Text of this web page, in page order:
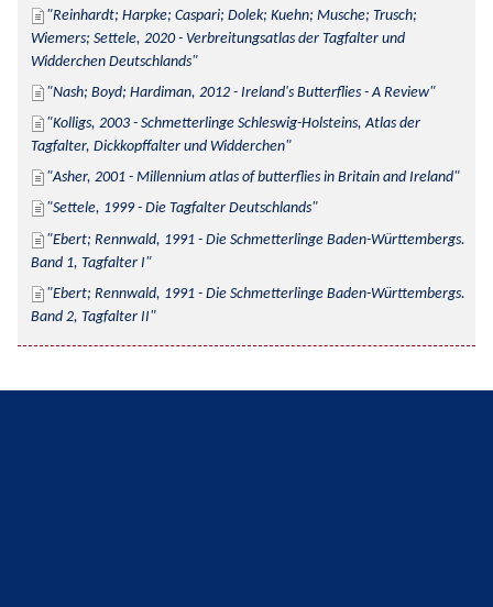
Reinhardt; Harpke; Caspari; Dolek; Kuehn; Musche; Trusch;
Wiemers; Settele, 2020 - Verbreitungsatlas der Tagfalter und
Widderchen Deutschlands
Nash; Boyd; Hardiman, 2012 - Ireland's Butterflies - A Review
Kolligs, 2003 - Schmetterlinge Schleswig-Holsteins, Atlas der
Tagfalter, Dickkopffalter und Widderchen
Asher, 2001 - Millennium atlas of butterflies in Britain and Ireland
Settele, 1999 - Die Tagfalter Deutschlands
Ebert; Rennwald, 1991 - Die Schmetterlinge Baden-Württembergs.
Band 1, Tagfalter I
Ebert; Rennwald, 1991 - Die Schmetterlinge Baden-Württembergs.
Band 2, Tagfalter II